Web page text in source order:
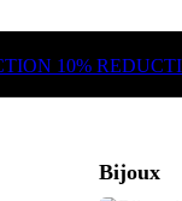
10%
Bijoux